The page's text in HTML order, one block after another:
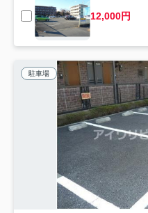
12,000円
駐車場